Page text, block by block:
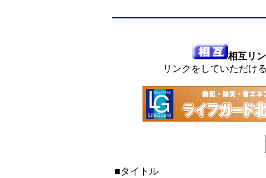
相互リ
リンクをしていただけ
■タイトル